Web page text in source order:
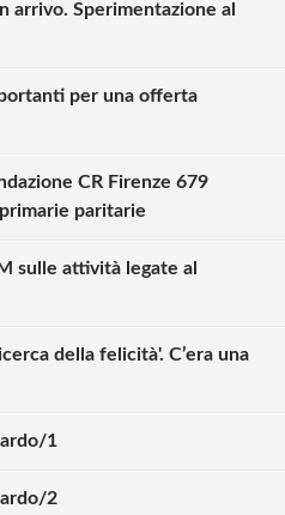
arrivo. Sperimentazione al
per una offerta
CR Firenze 679
paritarie
sulle attività legate al
della felicità'. C’era una
1
2
Registrati